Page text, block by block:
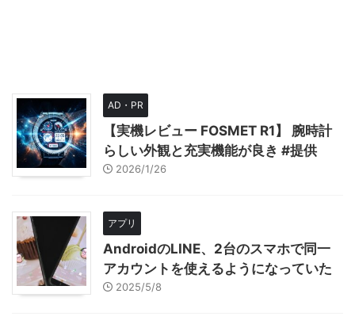
AD・PR
【実機レビュー FOSMET R1】 腕時計
らしい外観と充実機能が良き #提供
2026/1/26
アプリ
AndroidのLINE、2台のスマホで同一
アカウントを使えるようになっていた
2025/5/8